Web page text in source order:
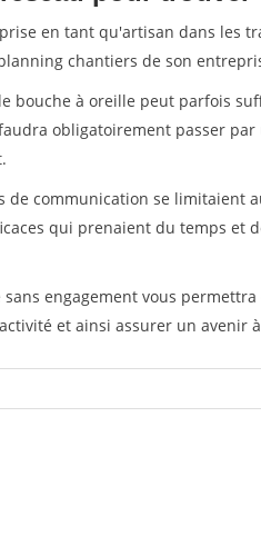
en tant qu'artisan dans les
chantiers de son
bouche à oreille peut parfois
obligatoirement passer
de communication se limitaient
qui prenaient du temps et
engagement vous
et ainsi assurer un avenir